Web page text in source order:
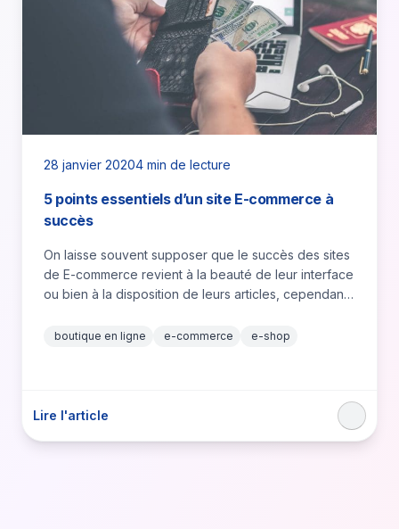
28 janvier 20204 min de lecture
5 points essentiels d’un site E-commerce à
succès
On laisse souvent supposer que le succès des sites
de E-commerce revient à la beauté de leur interface
ou bien à la disposition de leurs articles, cependant,
boutique en ligne e-commerce e-shop
Lire l'article